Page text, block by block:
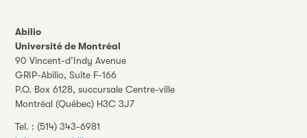
Abilio
Université de Montréal
90 Vincent-d’Indy Avenue
GRIP-Abilio, Suite F-166
P.O. Box 6128, succursale Centre-ville
Montréal (Québec) H3C 3J7
Tel. : (514) 343-6981